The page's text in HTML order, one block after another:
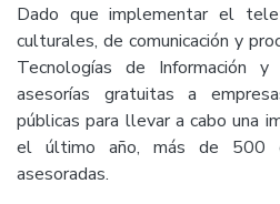
Dado que implementar el
culturales, de comunicación y
Tecnologías de Información y
asesorías gratuitas a
públicas para llevar a cabo una
el último año, más de 500
asesoradas.